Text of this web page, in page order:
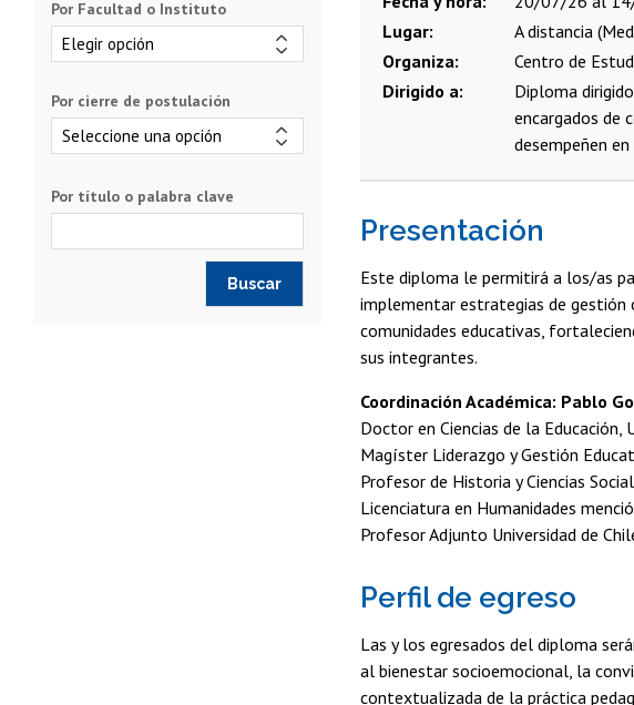
Lugar
A distancia
Organiza
Centro de
Dirigido a
Diploma
encargados de
desempeñen
Presentación
Este diploma le permitirá a los/as
implementar estrategias de gestión
comunidades educativas,
sus integrantes.
Coordinación Académica: Pablo
Doctor en Ciencias de la Educación,
Magíster Liderazgo y Gestión
Profesor de Historia y Ciencias
Licenciatura en Humanidades
Profesor Adjunto Universidad de
Perfil de egreso
Las y los egresados del diploma
al bienestar socioemocional, la
contextualizada de la práctica
Por Facultad o Instituto
Por cierre de postulación
Por título o palabra clave